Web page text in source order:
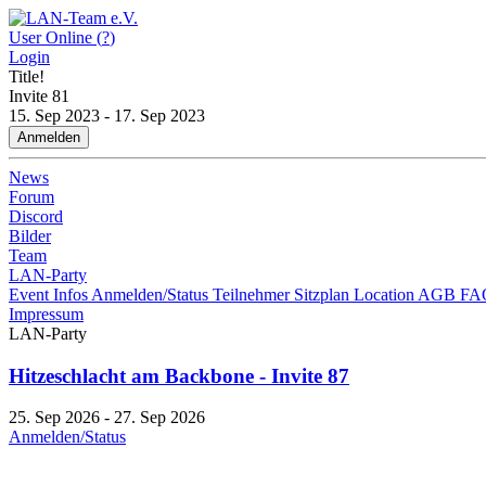
User Online (?)
Login
Title!
Invite 81
15. Sep 2023 - 17. Sep 2023
Anmelden
News
Forum
Discord
Bilder
Team
LAN-Party
Event Infos Anmelden/Status Teilnehmer Sitzplan Location AGB
Impressum
LAN-Party
Hitzeschlacht am Backbone - Invite 87
25. Sep 2026 - 27. Sep 2026
Anmelden/Status